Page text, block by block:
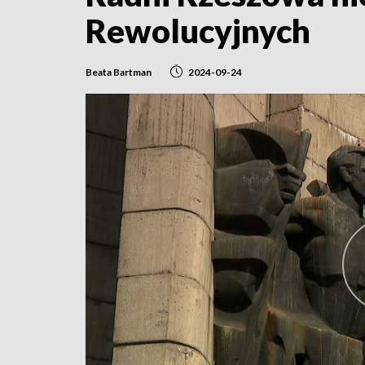
Rewolucyjnych
Beata Bartman 2024-09-24